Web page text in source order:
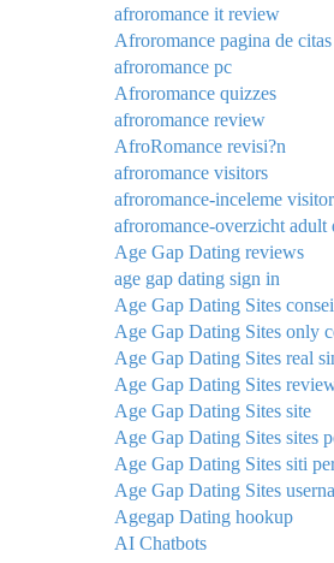
afroromance it review
Afroromance pagina de citas
afroromance pc
Afroromance quizzes
afroromance review
AfroRomance revisi?n
afroromance visitors
afroromance-inceleme
afroromance-overzicht adult
Age Gap Dating reviews
age gap dating sign in
Age Gap Dating Sites
Age Gap Dating Sites only
Age Gap Dating Sites real
Age Gap Dating Sites
Age Gap Dating Sites site
Age Gap Dating Sites sites
Age Gap Dating Sites siti
Age Gap Dating Sites
Agegap Dating hookup
AI Chatbots